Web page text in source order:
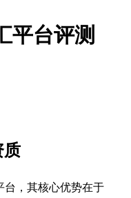
台评测
，其核心优势在于